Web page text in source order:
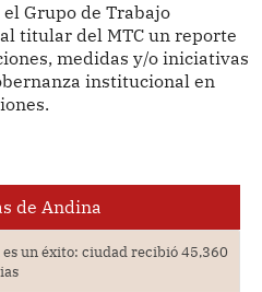
Grupo de Trabajo
titular del MTC un reporte
medidas y/o iniciativas
institucional en
de Andina
un éxito: ciudad recibió 45,360